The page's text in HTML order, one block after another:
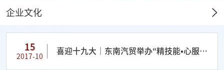
企业文化
15
2017-10
喜迎十九大｜东南汽贸举办“精技能•心服务”